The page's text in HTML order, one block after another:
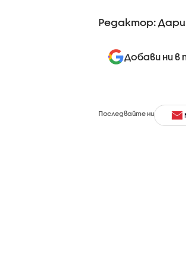
Редактор:
Добави ни в
Последвайте ни